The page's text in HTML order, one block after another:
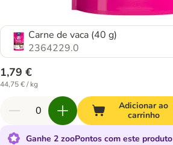
Carne de vaca (40 g)
2364229.0
1,79 €
44,75 € / kg
Adicionar ao
carrinho
Ganhe 2 zooPontos com este produto